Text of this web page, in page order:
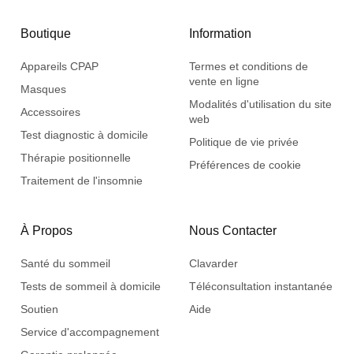
Boutique
Appareils CPAP
Masques
Accessoires
Test diagnostic à domicile
Thérapie positionnelle
Traitement de l'insomnie
Information
Termes et conditions de
vente en ligne
Modalités d'utilisation du site
web
Politique de vie privée
Préférences de cookie
À Propos
Santé du sommeil
Tests de sommeil à domicile
Soutien
Service d'accompagnement
Nous Contacter
Clavarder
Téléconsultation instantanée
Aide